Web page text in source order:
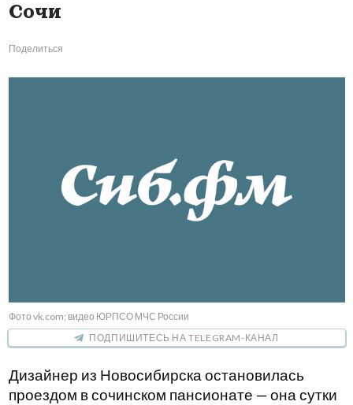
Сочи
Поделиться
Фото vk.com; видео ЮРПСО МЧС России
ПОДПИШИТЕСЬ НА TELEGRAM-КАНАЛ
Дизайнер из Новосибирска остановилась
проездом в сочинском пансионате — она сутки